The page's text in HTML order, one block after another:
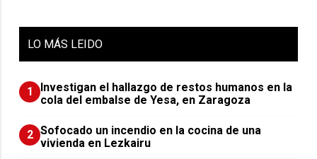
LO MÁS LEIDO
1
Investigan el hallazgo de restos humanos en la
cola del embalse de Yesa, en Zaragoza
2 Sofocado un incendio en la cocina de una
vivienda en Lezkairu